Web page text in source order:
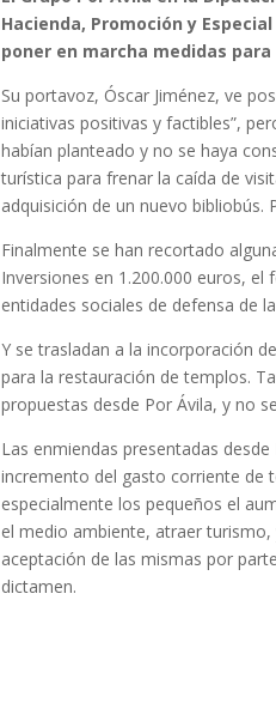
Hacienda, Promoción y
poner en marcha medidas
Su portavoz, Óscar Jiménez, ve
iniciativas positivas y factibles”,
habían planteado y no se haya
turística para frenar la caída de
adquisición de un nuevo bibliobús.
Finalmente se han recortado
Inversiones en 1.200.000 euros,
entidades sociales de defensa de
Y se trasladan a la incorporación
para la restauración de templos.
propuestas desde Por Ávila, y no
Las enmiendas presentadas
incremento del gasto corriente de
especialmente los pequeños el
el medio ambiente, atraer
aceptación de las mismas por
dictamen.